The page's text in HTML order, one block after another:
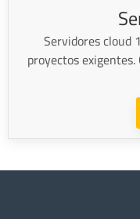
Servidores cloud
proyectos